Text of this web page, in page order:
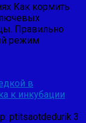
Как кормить
Правильно
режим
в
к инкубации
ptitsaotdedurik 3